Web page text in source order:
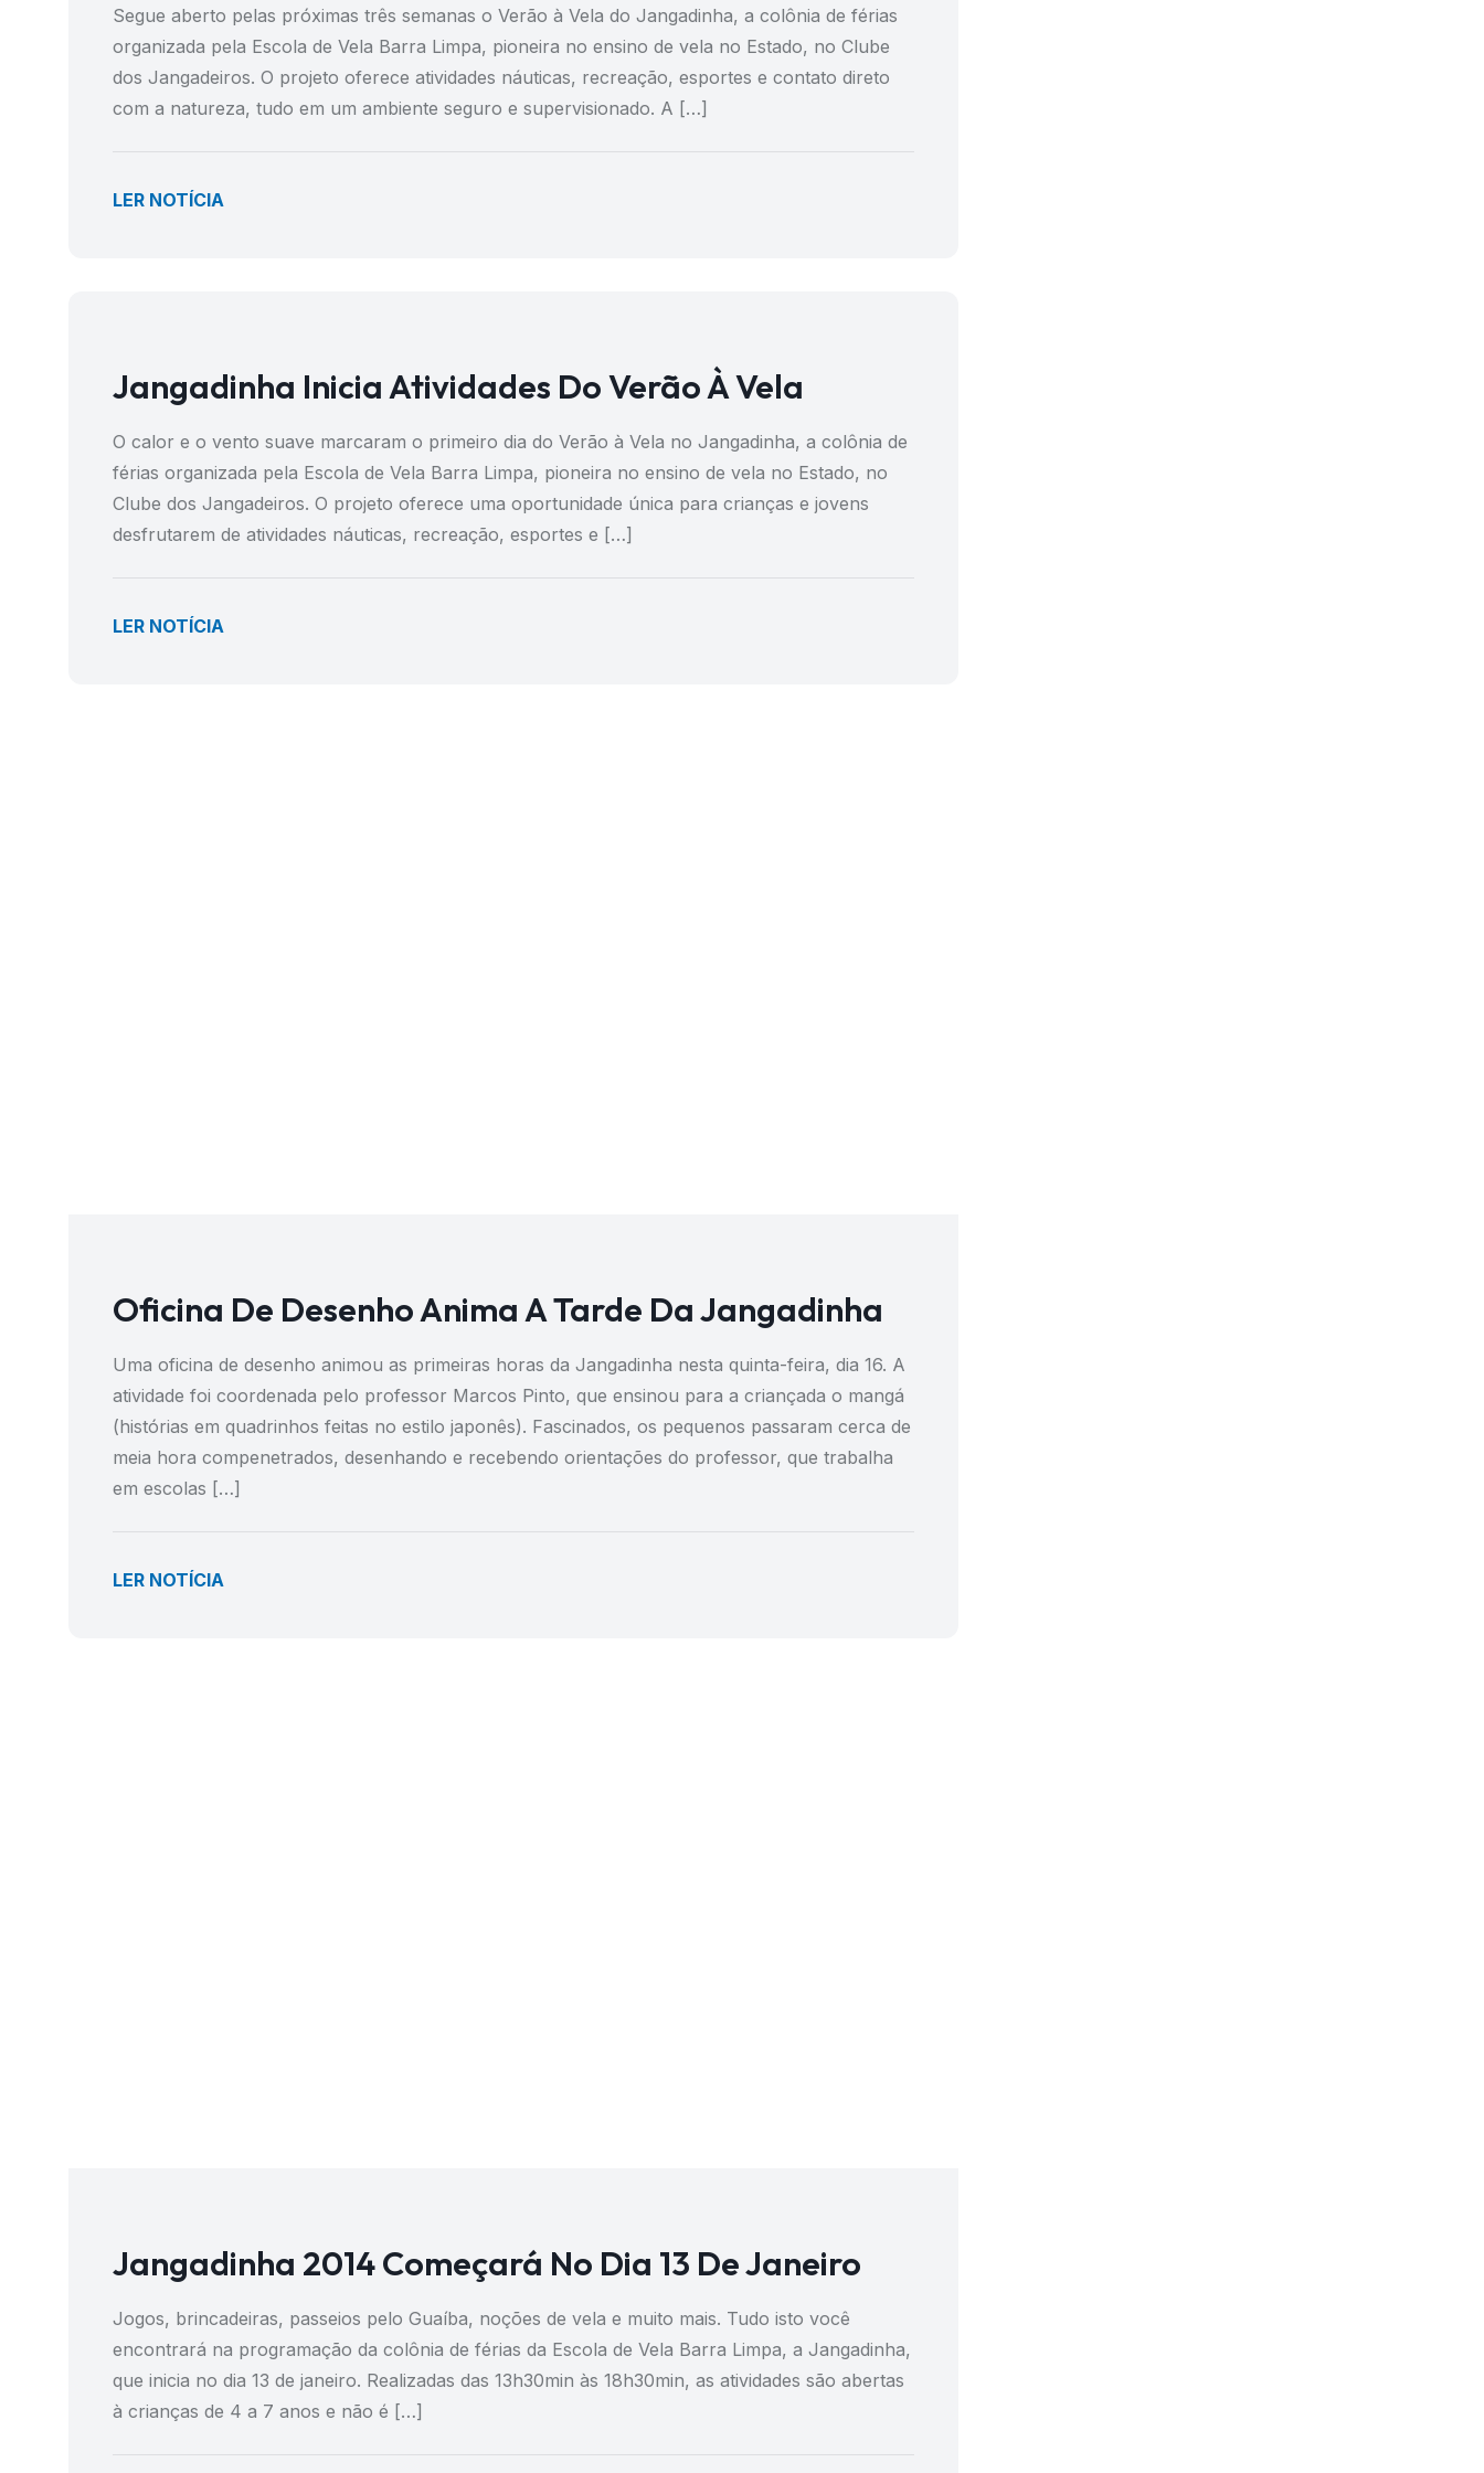
Segue aberto pelas próximas três semanas o Verão à Vela do Jangadinha, a colônia de férias
organizada pela Escola de Vela Barra Limpa, pioneira no ensino de vela no Estado, no Clube
dos Jangadeiros. O projeto oferece atividades náuticas, recreação, esportes e contato direto
com a natureza, tudo em um ambiente seguro e supervisionado. A […]
LER NOTÍCIA
Jangadinha Inicia Atividades Do Verão À Vela
O calor e o vento suave marcaram o primeiro dia do Verão à Vela no Jangadinha, a colônia de
férias organizada pela Escola de Vela Barra Limpa, pioneira no ensino de vela no Estado, no
Clube dos Jangadeiros. O projeto oferece uma oportunidade única para crianças e jovens
desfrutarem de atividades náuticas, recreação, esportes e […]
LER NOTÍCIA
Oficina De Desenho Anima A Tarde Da Jangadinha
Uma oficina de desenho animou as primeiras horas da Jangadinha nesta quinta-feira, dia 16. A
atividade foi coordenada pelo professor Marcos Pinto, que ensinou para a criançada o mangá
(histórias em quadrinhos feitas no estilo japonês). Fascinados, os pequenos passaram cerca de
meia hora compenetrados, desenhando e recebendo orientações do professor, que trabalha
em escolas […]
LER NOTÍCIA
Jangadinha 2014 Começará No Dia 13 De Janeiro
Jogos, brincadeiras, passeios pelo Guaíba, noções de vela e muito mais. Tudo isto você
encontrará na programação da colônia de férias da Escola de Vela Barra Limpa, a Jangadinha,
que inicia no dia 13 de janeiro. Realizadas das 13h30min às 18h30min, as atividades são abertas
à crianças de 4 a 7 anos e não é […]